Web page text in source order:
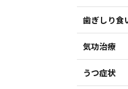
歯ぎしり食
気功治療
うつ症状